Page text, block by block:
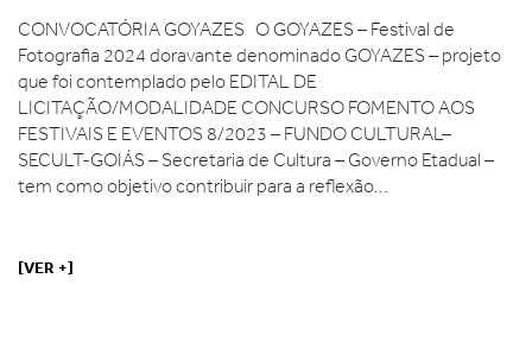
CONVOCATÓRIA GOYAZES O GOYAZES – Festival de
Fotografia 2024 doravante denominado GOYAZES – projeto
que foi contemplado pelo EDITAL DE
LICITAÇÃO/MODALIDADE CONCURSO FOMENTO AOS
FESTIVAIS E EVENTOS 8/2023 – FUNDO CULTURAL–
SECULT-GOIÁS – Secretaria de Cultura – Governo Etadual –
tem como objetivo contribuir para a reflexão...
[VER +]